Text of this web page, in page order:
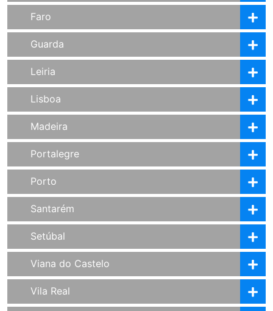
Faro
Guarda
Leiria
Lisboa
Madeira
Portalegre
Porto
Santarém
Setúbal
Viana do Castelo
Vila Real